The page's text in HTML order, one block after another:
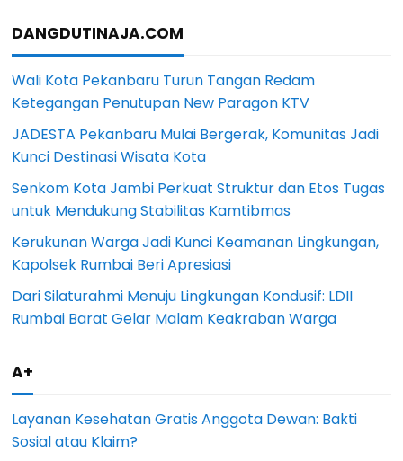
DANGDUTINAJA.COM
Wali Kota Pekanbaru Turun Tangan Redam
Ketegangan Penutupan New Paragon KTV
JADESTA Pekanbaru Mulai Bergerak, Komunitas Jadi
Kunci Destinasi Wisata Kota
Senkom Kota Jambi Perkuat Struktur dan Etos Tugas
untuk Mendukung Stabilitas Kamtibmas
Kerukunan Warga Jadi Kunci Keamanan Lingkungan,
Kapolsek Rumbai Beri Apresiasi
Dari Silaturahmi Menuju Lingkungan Kondusif: LDII
Rumbai Barat Gelar Malam Keakraban Warga
A+
Layanan Kesehatan Gratis Anggota Dewan: Bakti
Sosial atau Klaim?